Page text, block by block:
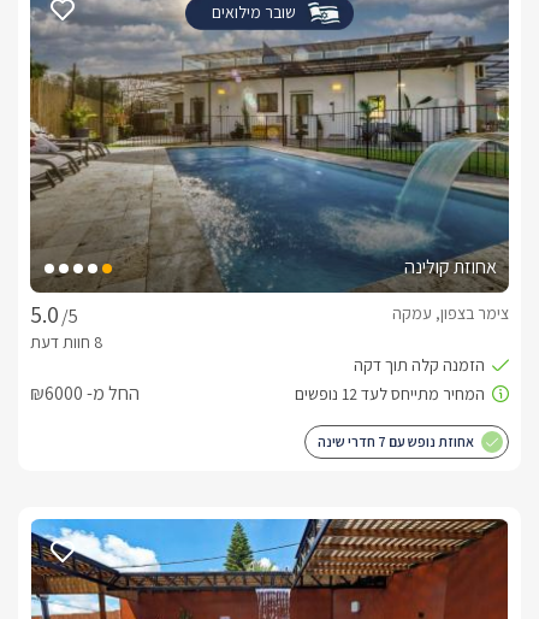
שובר מילואים
אחוזת קולינה
/5
צימר בצפון, עמקה
החל מ- ₪6000
אחוזת נופש עם 7 חדרי שינה